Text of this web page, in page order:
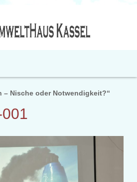
– Nische oder Notwendigkeit?“